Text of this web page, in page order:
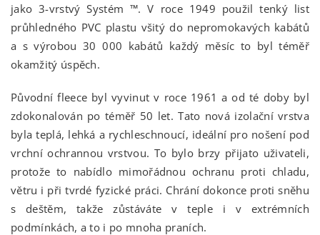
jako 3-vrstvý Systém ™. V roce 1949 použil tenký list
průhledného PVC plastu všitý do nepromokavých kabátů
a s výrobou 30 000 kabátů každý měsíc to byl téměř
okamžitý úspěch.
Původní fleece byl vyvinut v roce 1961 a od té doby byl
zdokonalován po téměř 50 let. Tato nová izolační vrstva
byla teplá, lehká a rychleschnoucí, ideální pro nošení pod
vrchní ochrannou vrstvou. To bylo brzy přijato uživateli,
protože to nabídlo mimořádnou ochranu proti chladu,
větru i při tvrdé fyzické práci. Chrání dokonce proti sněhu
s deštěm, takže zůstáváte v teple i v extrémních
podmínkách, a to i po mnoha praních.